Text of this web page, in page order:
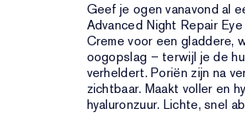
Geef je ogen vanavond al
Advanced Night Repair
Creme voor een gladdere,
oogopslag – terwijl je de
verheldert. Poriën zijn na
zichtbaar. Maakt voller en
hyaluronzuur. Lichte, snel